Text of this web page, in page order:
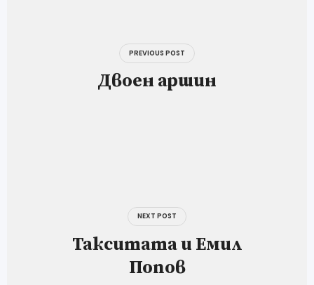
PREVIOUS POST
Двоен аршин
NEXT POST
Такситата и Емил
Попов